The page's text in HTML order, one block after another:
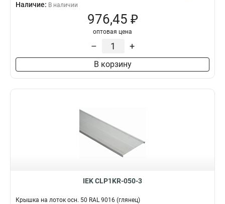
Наличие: В наличии
976,45 ₽
оптовая цена
– +
В корзину
IEK CLP1KR-050-3
Крышка на лоток осн. 50 RAL 9016 (глянец)